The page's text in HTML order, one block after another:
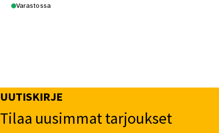
Varastossa
UUTISKIRJE
Tilaa uusimmat tarjoukset